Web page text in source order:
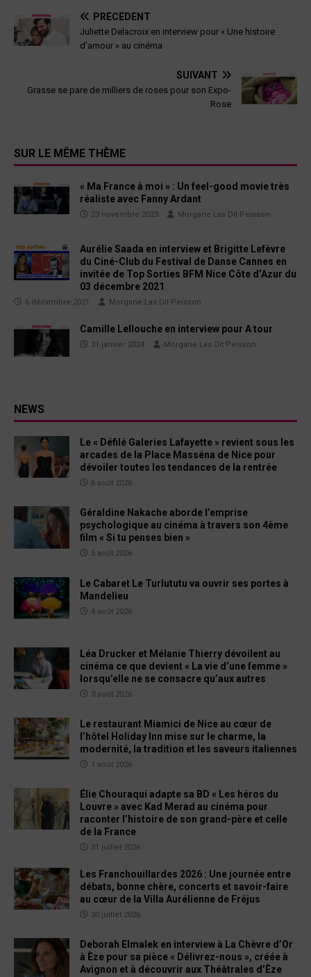
PRÉCÉDENT
Juliette Delacroix en interview pour « Une histoire
d’amour » au cinéma
SUIVANT
Grasse se pare de milliers de roses pour son Expo-
Rose
SUR LE MÊME THÈME
« Ma France à moi » : Un feel-good movie très
réaliste avec Fanny Ardant
23 novembre 2023 Morgane Las Dit Peisson
Aurélie Saada en interview et Brigitte Lefèvre
du Ciné-Club du Festival de Danse Cannes en
invitée de Top Sorties BFM Nice Côte d’Azur du
03 décembre 2021
6 décembre 2021 Morgane Las Dit Peisson
Camille Lellouche en interview pour A tour
31 janvier 2024 Morgane Las Dit Peisson
NEWS
Le « Défilé Galeries Lafayette » revient sous les
arcades de la Place Masséna de Nice pour
dévoiler toutes les tendances de la rentrée
6 août 2026
Géraldine Nakache aborde l’emprise
psychologique au cinéma à travers son 4ème
film « Si tu penses bien »
5 août 2026
Le Cabaret Le Turlututu va ouvrir ses portes à
Mandelieu
4 août 2026
Léa Drucker et Mélanie Thierry dévoilent au
cinéma ce que devient « La vie d’une femme »
lorsqu’elle ne se consacre qu’aux autres
3 août 2026
Le restaurant Miamici de Nice au cœur de
l’hôtel Holiday Inn mise sur le charme, la
modernité, la tradition et les saveurs italiennes
1 août 2026
Élie Chouraqui adapte sa BD « Les héros du
Louvre » avec Kad Merad au cinéma pour
raconter l’histoire de son grand-père et celle
de la France
31 juillet 2026
Les Franchouillardes 2026 : Une journée entre
débats, bonne chère, concerts et savoir-faire
au cœur de la Villa Aurélienne de Fréjus
30 juillet 2026
Deborah Elmalek en interview à La Chèvre d’Or
à Èze pour sa pièce « Délivrez-nous », créée à
Avignon et à découvrir aux Théâtrales d’Èze